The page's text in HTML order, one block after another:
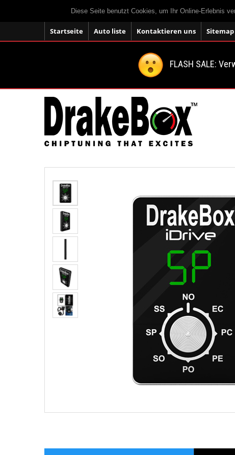
Diese Seite benutzt Cookies, um Ihr Online-Erlebnis
Startseite Auto liste Kontaktieren uns Sitemap
FLASH SALE: